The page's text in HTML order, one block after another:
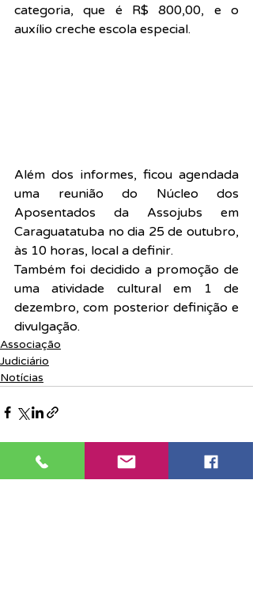
categoria, que é R$ 800,00, e o
auxílio creche escola especial.
Além dos informes, ficou agendada
uma reunião do Núcleo dos
Aposentados da Assojubs em
Caraguatatuba no dia 25 de outubro,
às 10 horas, local a definir.
Também foi decidido a promoção de
uma atividade cultural em 1 de
dezembro, com posterior definição e
divulgação.
Associação
Judiciário
Notícias
Posts recentes Ver tudo